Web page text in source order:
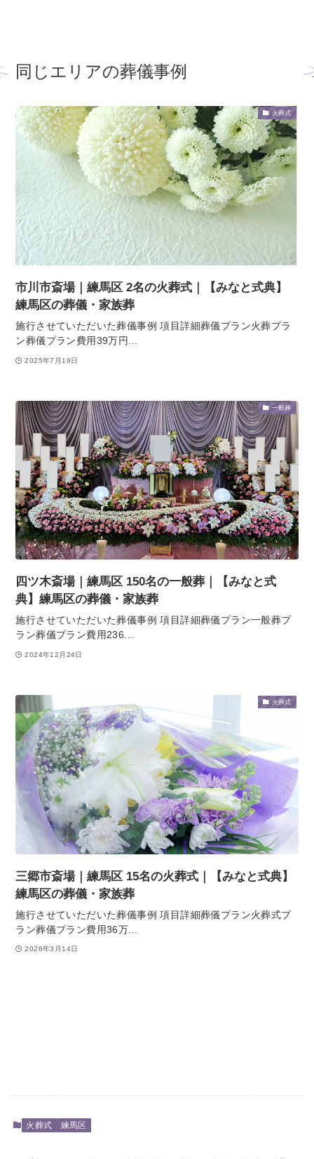
同じエリアの葬儀事例
火葬式
市川市斎場｜練馬区 2名の火葬式｜【みなと式典】
練馬区の葬儀・家族葬
施行させていただいた葬儀事例 項目詳細葬儀プラン火葬プラ
ン葬儀プラン費用39万円...
2025年7月19日
一般葬
四ツ木斎場｜練馬区 150名の一般葬｜【みなと式
典】練馬区の葬儀・家族葬
施行させていただいた葬儀事例 項目詳細葬儀プラン一般葬プ
ラン葬儀プラン費用236...
2024年12月24日
火葬式
三郷市斎場｜練馬区 15名の火葬式｜【みなと式典】
練馬区の葬儀・家族葬
施行させていただいた葬儀事例 項目詳細葬儀プラン火葬式プ
ラン葬儀プラン費用36万...
2026年3月14日
火葬式 練馬区